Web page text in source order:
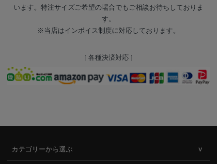
います。特注サイズご希望の場合でもご相談お待ちしておりま
す。
※当店はインボイス制度に対応しております。
[ 各種決済対応 ]
カテゴリーから選ぶ